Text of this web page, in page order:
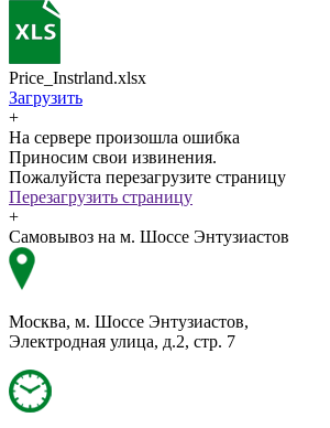
Price_Instrland.xlsx
Загрузить
+
На сервере произошла ошибка
Приносим свои извинения.
Пожалуйста перезагрузите страницу
Перезагрузить страницу
+
Самовывоз на м. Шоссе Энтузиастов
Москва, м. Шоссе Энтузиастов,
Электродная улица, д.2, стр. 7